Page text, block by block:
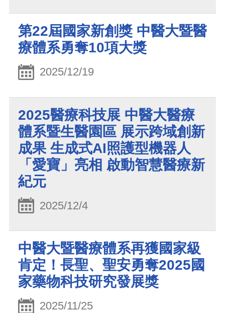
第22屆國家新創獎 中醫大暨醫
療體系勇奪10項大獎
2025/12/19
2025醫療科技展 中醫大醫療
體系暨生醫園區 展示跨域創新
成果 生成式AI照護型機器人
「愛寶」亮相 啟動智慧醫療新
紀元
2025/12/4
中醫大暨醫療體系再獲國家級
肯定！長聖、聖安勇奪2025國
家藥物科技研究發展獎
2025/11/25